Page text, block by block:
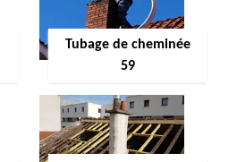
Tubage de cheminée
59